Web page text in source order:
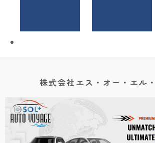
株式会社エス・オー・エル